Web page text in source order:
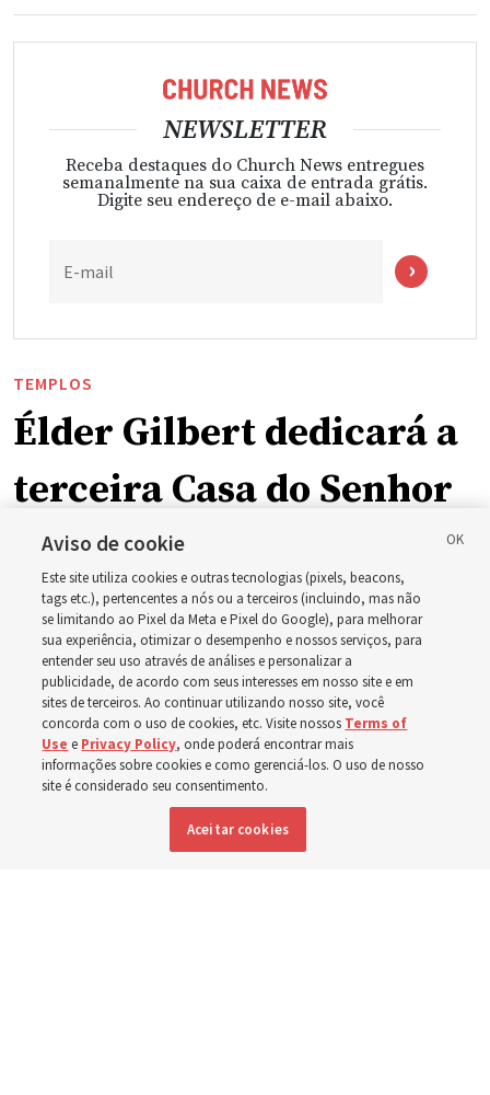
NEWSLETTER
Receba destaques do Church News entregues
semanalmente na sua caixa de entrada grátis.
Digite seu endereço de e-mail abaixo.
E-mail
TEMPLOS
Élder Gilbert dedicará a
terceira Casa do Senhor
em Wyoming
A dedicação do Templo Cody Wyoming em outubro será
a primeira realizada por Élder Clark G. Gilbert
7 agosto 2026, 2:40 p.m. MDT Compartilhar
DISPONÍVEL EM: Inglês | Espanhol
Aviso de cookie
Este site utiliza cookies e outras tecnologias (pixels, beacons,
tags etc.), pertencentes a nós ou a terceiros (incluindo, mas não
se limitando ao Pixel da Meta e Pixel do Google), para melhorar
sua experiência, otimizar o desempenho e nossos serviços, para
entender seu uso através de análises e personalizar a
publicidade, de acordo com seus interesses em nosso site e em
sites de terceiros. Ao continuar utilizando nosso site, você
concorda com o uso de cookies, etc. Visite nossos Terms of
Use e Privacy Policy, onde poderá encontrar mais
informações sobre cookies e como gerenciá-los. O uso de nosso
site é considerado seu consentimento.
Aceitar cookies